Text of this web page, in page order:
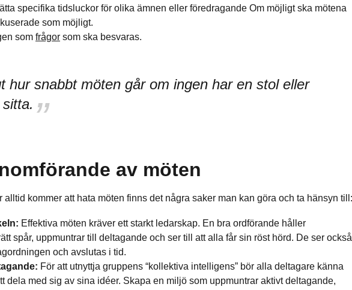
specifika tidsluckor för olika ämnen eller föredragande Om möjligt ska mötena
som möjligt.
som frågor som ska besvaras.
hur snabbt möten går om ingen har en stol eller
av möten
kommer att hata möten finns det några saker man kan göra och ta hänsyn till:
Effektiva möten kräver ett starkt ledarskap. En bra ordförande håller
spår, uppmuntrar till deltagande och ser till att alla får sin röst hörd. De ser också
och avslutas i tid.
För att utnyttja gruppens “kollektiva intelligens” bör alla deltagare känna
dela med sig av sina idéer. Skapa en miljö som uppmuntrar aktivt deltagande,